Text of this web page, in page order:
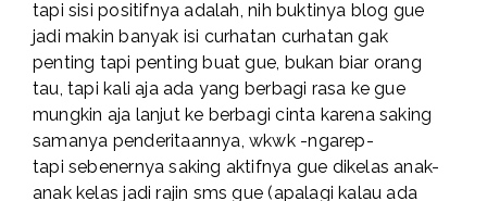
tapi sisi positifnya adalah, nih buktinya blog gue
jadi makin banyak isi curhatan curhatan gak
penting tapi penting buat gue, bukan biar orang
tau, tapi kali aja ada yang berbagi rasa ke gue
mungkin aja lanjut ke berbagi cinta karena saking
samanya penderitaannya, wkwk -ngarep-
tapi sebenernya saking aktifnya gue dikelas anak-
anak kelas jadi rajin sms gue (apalagi kalau ada